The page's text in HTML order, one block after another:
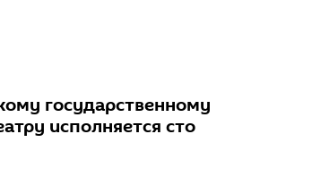
государственному
исполняется сто